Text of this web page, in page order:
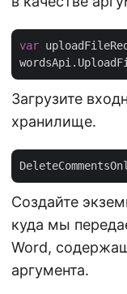
var
Загрузите
хранилище.
Создайте
куда мы
Word,
аргумента.